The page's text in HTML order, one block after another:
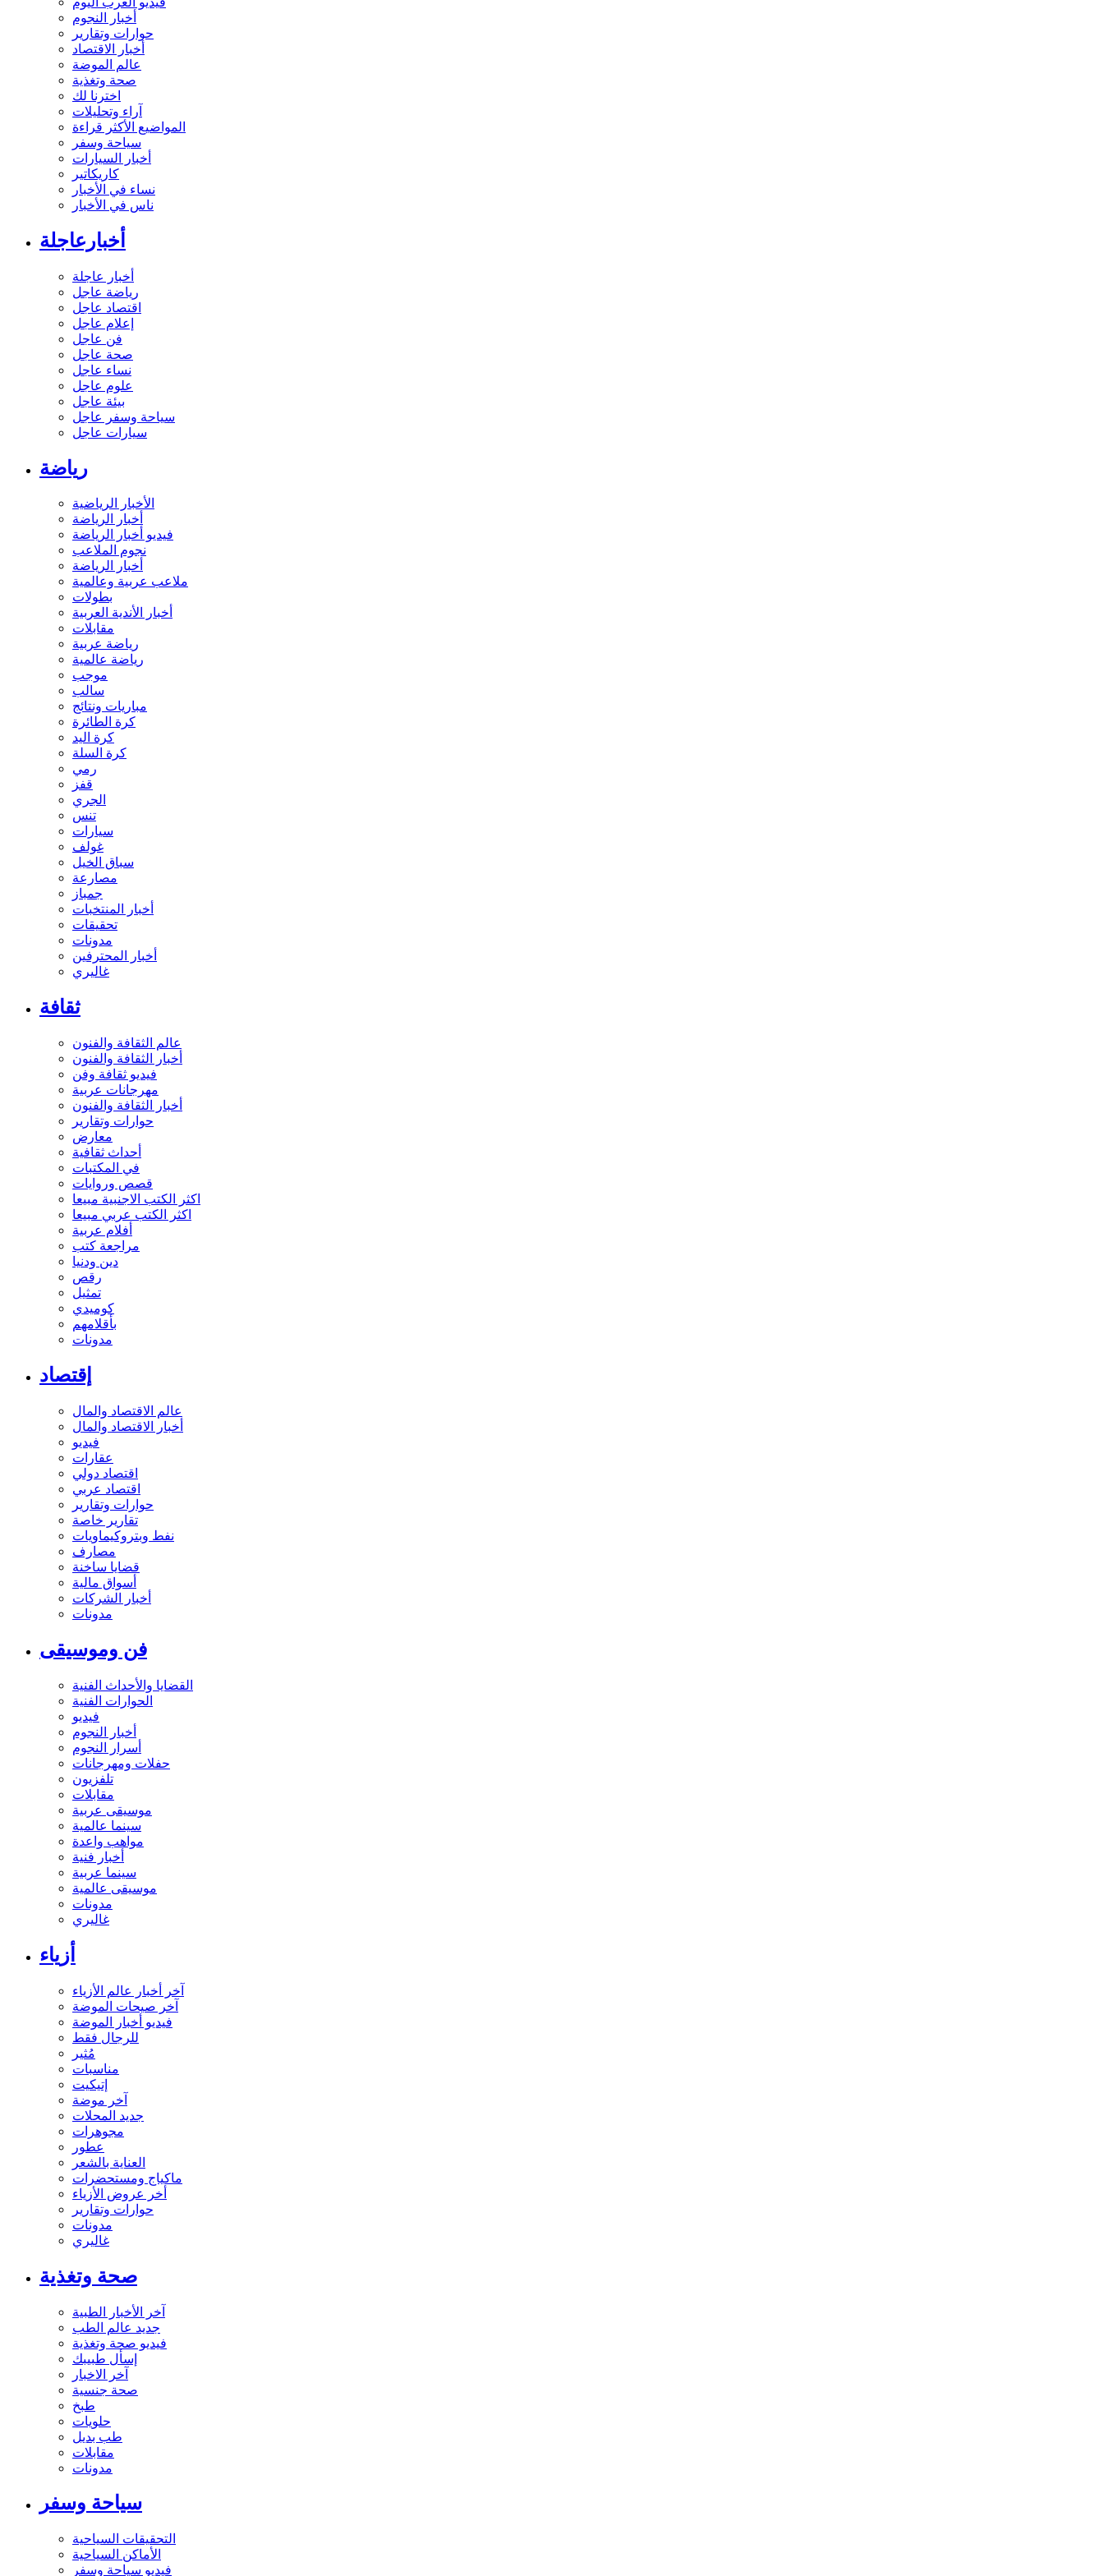
أخبار النجوم
حوارات وتقارير
أخبار الاقتصاد
عالم الموضة
صحة وتغذية
اخترنا لك
آراء وتحليلات
المواضيع الأكثر قراءة
سياحة وسفر
أخبار السيارات
كاريكاتير
نساء في الأخبار
ناس في الأخبار
أخبارعاجلة
أخبار عاجلة
رياضة عاجل
اقتصاد عاجل
إعلام عاجل
فن عاجل
صحة عاجل
نساء عاجل
علوم عاجل
بيئة عاجل
سياحة وسفر عاجل
سيارات عاجل
رياضة
الأخبار الرياضية
أخبار الرياضة
فيديو أخبار الرياضة
نجوم الملاعب
أخبار الرياضة
ملاعب عربية وعالمية
بطولات
أخبار الأندية العربية
مقابلات
رياضة عربية
رياضة عالمية
موجب
سالب
مباريات ونتائج
كرة الطائرة
كرة اليد
كرة السلة
رمي
قفز
الجري
تنس
سيارات
غولف
سباق الخيل
مصارعة
جمباز
أخبار المنتخبات
تحقيقات
مدونات
أخبار المحترفين
غاليري
ثقافة
عالم الثقافة والفنون
أخبار الثقافة والفنون
فيديو ثقافة وفن
مهرجانات عربية
أخبار الثقافة والفنون
حوارات وتقارير
معارض
أحداث ثقافية
في المكتبات
قصص وروايات
اكثر الكتب الاجنبية مبيعا
اكثر الكتب عربي مبيعا
أفلام عربية
مراجعة كتب
دين ودنيا
رقص
تمثيل
كوميدي
بأقلامهم
مدونات
إقتصاد
عالم الاقتصاد والمال
أخبار الاقتصاد والمال
فيديو
عقارات
اقتصاد دولي
اقتصاد عربي
حوارات وتقارير
تقارير خاصة
نفط وبتروكيماويات
مصارف
قضايا ساخنة
أسواق مالية
أخبار الشركات
مدونات
فن وموسيقى
القضايا والأحداث الفنية
الحوارات الفنية
فيديو
أخبار النجوم
أسرار النجوم
حفلات ومهرجانات
تلفزيون
مقابلات
موسيقى عربية
سينما عالمية
مواهب واعدة
أخبار فنية
سينما عربية
موسيقى عالمية
مدونات
غاليري
أزياء
آخر أخبار عالم الأزياء
آخر صيحات الموضة
فيديو أخبار الموضة
للرجال فقط
مُثير
مناسبات
إتيكيت
آخر موضة
جديد المحلات
مجوهرات
عطور
العناية بالشعر
ماكياج ومستحضرات
أخر عروض الأزياء
حوارات وتقارير
مدونات
غاليري
صحة وتغذية
آخر الأخبار الطبية
جديد عالم الطب
فيديو صحة وتغذية
إسأل طبيبك
آخر الاخبار
صحة جنسية
طبخ
حلويات
طب بديل
مقابلات
مدونات
سياحة وسفر
التحقيقات السياحية
الأماكن السياحية
فيديو سياحة وسفر